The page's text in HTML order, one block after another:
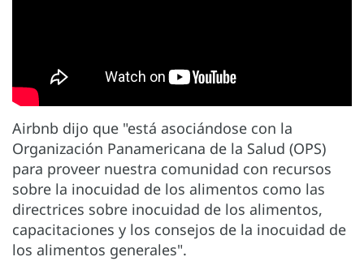
Airbnb dijo que "está asociándose con la
Organización Panamericana de la Salud (OPS)
para proveer nuestra comunidad con recursos
sobre la inocuidad de los alimentos como las
directrices sobre inocuidad de los alimentos,
capacitaciones y los consejos de la inocuidad de
los alimentos generales".